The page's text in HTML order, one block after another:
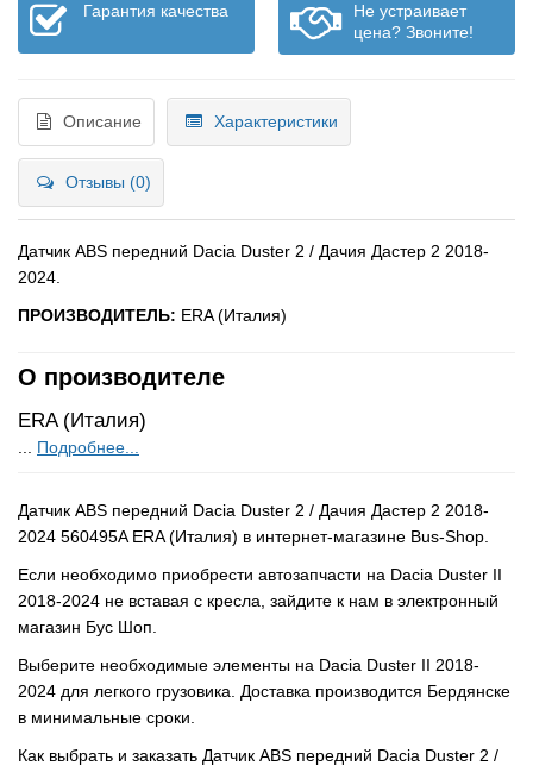
Гарантия качества
Не устраивает
цена? Звоните!
Описание Характеристики
Отзывы (0)
Датчик ABS передний Dacia Duster 2 / Дачия Дастер 2 2018-
2024.
ПРОИЗВОДИТЕЛЬ: ERA (Италия)
О производителе
ERA (Италия)
Подробнее...
Датчик ABS передний Dacia Duster 2 / Дачия Дастер 2 2018-
2024 560495A ERA (Италия) в интернет-магазине Bus-Shop.
Если необходимо приобрести автозапчасти на Dacia Duster II
2018-2024 не вставая с кресла, зайдите к нам в электронный
магазин Бус Шоп.
Выберите необходимые элементы на Dacia Duster II 2018-
2024 для легкого грузовика. Доставка производится Бердянске
в минимальные сроки.
Как выбрать и заказать Датчик ABS передний Dacia Duster 2 /